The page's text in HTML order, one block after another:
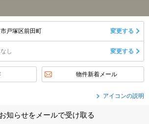
戸塚区前田町 変更する
し 変更する
物件新着メール
アイコンの説明
知らせをメールで受け取る